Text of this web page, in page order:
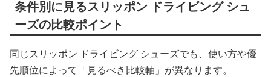
条件別に見るスリッポン ドライビング シュ
ーズの比較ポイント
同じスリッポン ドライビング シューズでも、使い方や優
先順位によって「見るべき比較軸」が異なります。